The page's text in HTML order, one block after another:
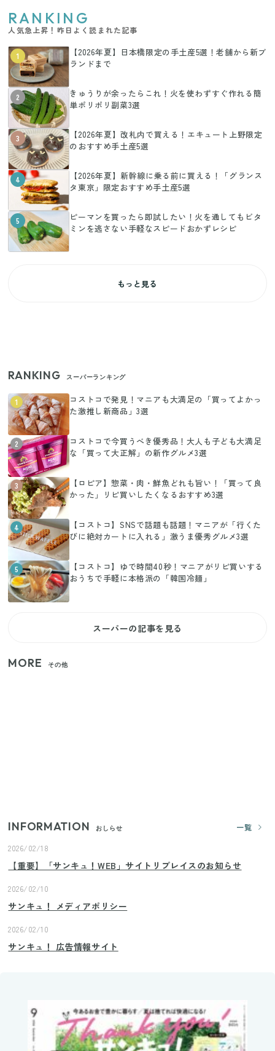
RANKING
人気急上昇！昨日よく読まれた記事
1
【2026年夏】日本橋限定の手土産5選！老舗から新ブ
ランドまで
2
きゅうりが余ったらこれ！火を使わずすぐ作れる簡
単ポリポリ副菜3選
3
【2026年夏】改札内で買える！エキュート上野限定
のおすすめ手土産5選
4
【2026年夏】新幹線に乗る前に買える！「グランス
タ東京」限定おすすめ手土産5選
5
ピーマンを買ったら即試したい！火を通してもビタ
ミンを逃さない手軽なスピードおかずレシピ
もっと見る
RANKING スーパーランキング
1
コストコで発見！マニアも大満足の「買ってよかっ
た激推し新商品」3選
2
コストコで今買うべき優秀品！大人も子ども大満足
な「買って大正解」の新作グルメ3選
3
【ロピア】惣菜・肉・鮮魚どれも旨い！「買って良
かった」リピ買いしたくなるおすすめ3選
4
【コストコ】SNSで話題も話題！マニアが「行くた
びに絶対カートに入れる」激うま優秀グルメ3選
5
【コストコ】ゆで時間40秒！マニアがリピ買いする
おうちで手軽に本格派の「韓国冷麺」
スーパーの記事を見る
MORE その他
INFORMATION おしらせ
一覧
2026/02/18
【重要】「サンキュ！WEB」サイトリプレイスのお知らせ
2026/02/10
サンキュ！ メディアポリシー
2026/02/10
サンキュ！ 広告情報サイト